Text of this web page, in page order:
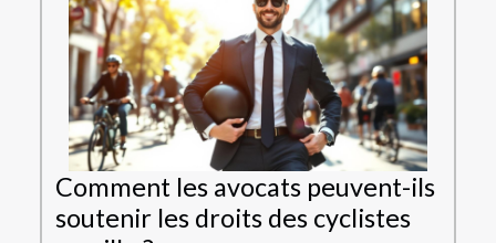
Comment les avocats peuvent-ils
soutenir les droits des cyclistes